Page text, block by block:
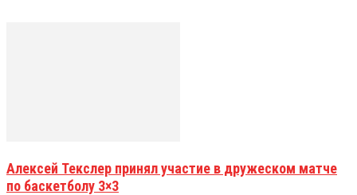
Алексей Текслер принял участие в дружеском матче
по баскетболу 3×3